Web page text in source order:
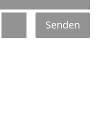
Senden